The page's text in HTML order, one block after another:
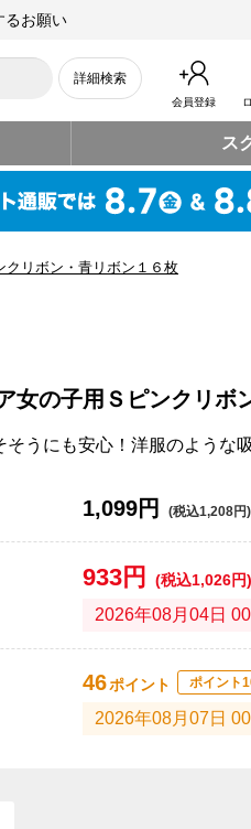
るお願い
詳細検索
会員登録
ス
クリボン・青リボン１６枚
女の子用Ｓピンクリボ
そうにも安心！洋服のような
1,099円 (税込1,208円)
933円 (税込1,026円)
2026年08月04日
46ポイント ポイント
2026年08月07日